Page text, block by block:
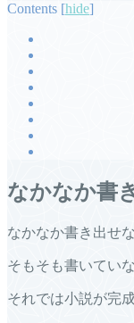
Contents [hide]
なかなか書
なかなか書き出せな
そもそも書いていな
それでは小説が完